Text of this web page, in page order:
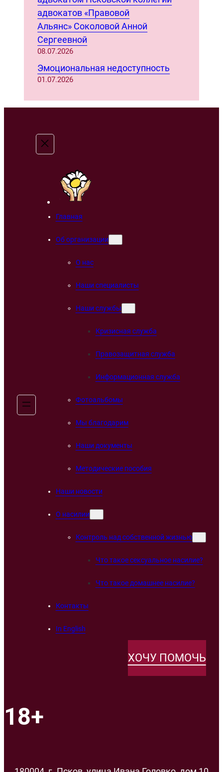
адвокатов «Правовой
Альянс» Соколовой Анной
Сергеевной
08.07.2026
Эмоциональная недоступность
01.07.2026
Главная
Об организации
О нас
Наши специалисты
Наши службы
Кризисная служба
Правозащитная служба
Информационная служба
Фотоальбомы
Мы благодарим
Наши документы
Методические пособия
Наши новости
О насилии
Контроль над собственной жизнью
Что такое сексуальное насилие?
Что такое домашнее насилие?
Контакты
In English
ХОЧУ ПОМОЧЬ
18+